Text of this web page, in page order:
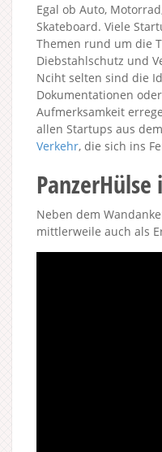
Egal ob Auto,
Skateboard. Viele
Themen rund um die
Diebstahlschutz und
Nciht selten sind die
Dokumentationen
Aufmerksamkeit
allen Startups aus
Verkehr, die sich ins
Neben dem
mittlerweile auch als